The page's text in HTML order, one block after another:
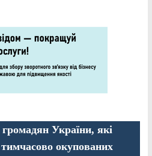
України, які
окупованих